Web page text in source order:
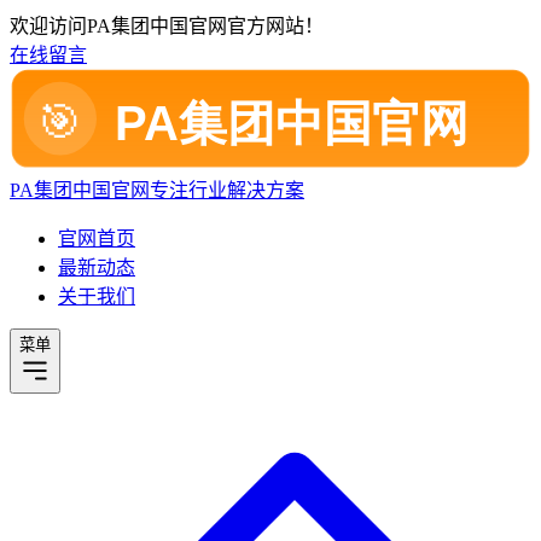
欢迎访问PA集团中国官网官方网站！
在线留言
PA集团中国官网专注行业解决方案
官网首页
最新动态
关于我们
菜单